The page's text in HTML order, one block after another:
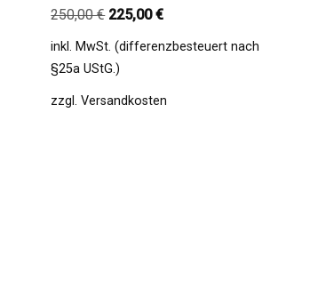
250,00€ 225,00€
inkl. MwSt. (differenzbesteuert nach
§25a UStG.)
zzgl.Versandkosten